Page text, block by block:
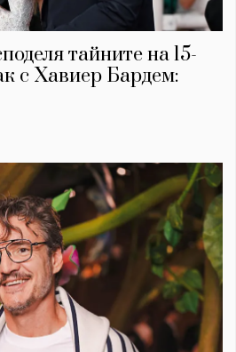
тайните на 15-
с Хавиер Бардем: